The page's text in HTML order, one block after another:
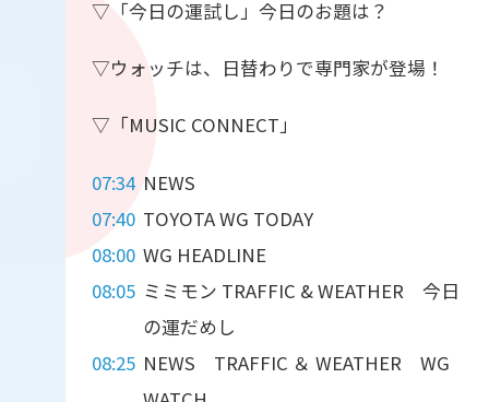
▽「今日の運試し」今日のお題は？
▽ウォッチは、日替わりで専門家が登場！
▽「MUSIC CONNECT」
07:34 NEWS
07:40 TOYOTA WG TODAY
08:00 WG HEADLINE
08:05 ミミモン TRAFFIC & WEATHER 今日
の運だめし
08:25 NEWS TRAFFIC ＆ WEATHER WG